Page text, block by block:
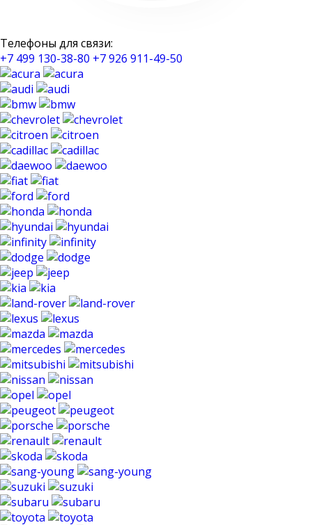
Телефоны для связи:
+7 499 130-38-80 +7 926 911-49-50